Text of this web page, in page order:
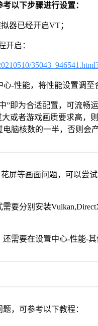
以下步骤进行设置：
器已经开启VT；
开启：
-性能，将性能设置调至
”即为合适配置，可流畅
或者游戏画质要求高，
脑核数的一半，否则会
屏等画面问题，可以尝
要分别安装
需要在设置中心-性能-其
，可参考以下教程：